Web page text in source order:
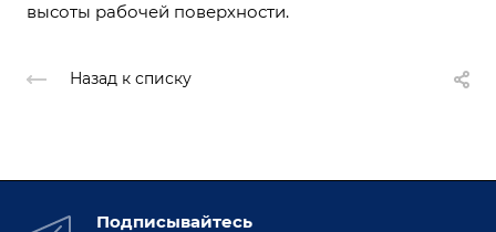
высоты рабочей поверхности.
Назад к списку
Подписывайтесь